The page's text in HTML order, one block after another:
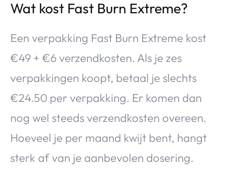
Wat kost Fast Burn Extreme?
Een verpakking Fast Burn Extreme kost
€49 + €6 verzendkosten. Als je zes
verpakkingen koopt, betaal je slechts
€24.50 per verpakking. Er komen dan
nog wel steeds verzendkosten overeen.
Hoeveel je per maand kwijt bent, hangt
sterk af van je aanbevolen dosering.